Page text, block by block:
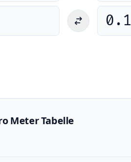
0.1
Meter Tabelle